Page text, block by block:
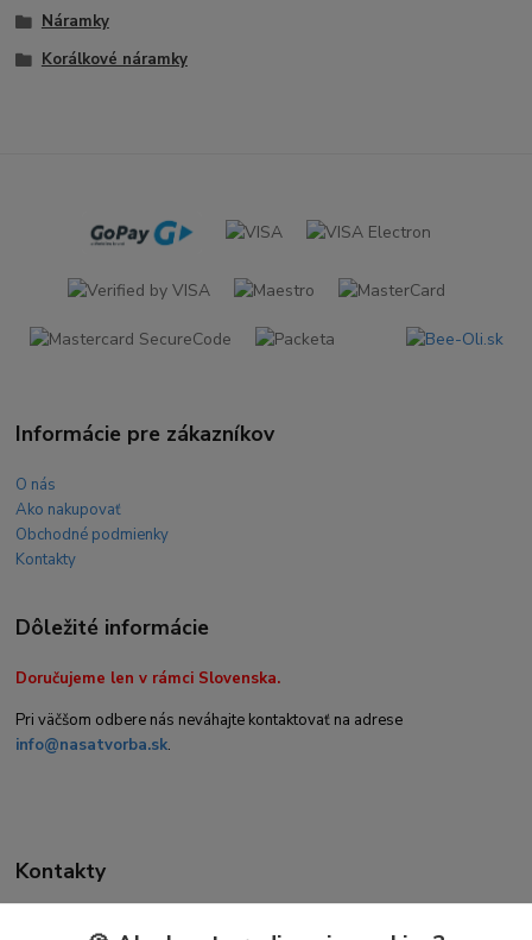
Náramky
Korálkové náramky
Informácie pre zákazníkov
O nás
Ako nakupovať
Obchodné podmienky
Kontakty
Dôležité informácie
Doručujeme len v rámci Slovenska.
Pri väčšom odbere nás neváhajte kontaktovať na adrese
info@nasatvorba.sk.
Kontakty